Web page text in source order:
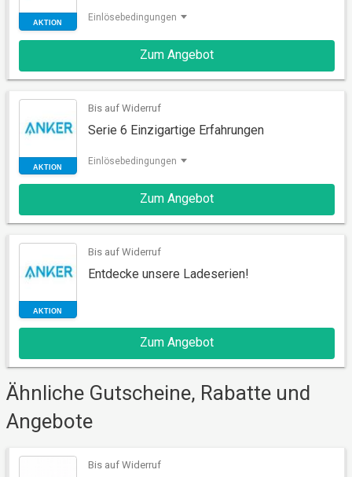
Einlösebedingungen
Zum Angebot
Bis auf Widerruf
Serie 6 Einzigartige Erfahrungen
Einlösebedingungen
Zum Angebot
Bis auf Widerruf
Entdecke unsere Ladeserien!
Zum Angebot
Ähnliche Gutscheine, Rabatte und
Angebote
Bis auf Widerruf